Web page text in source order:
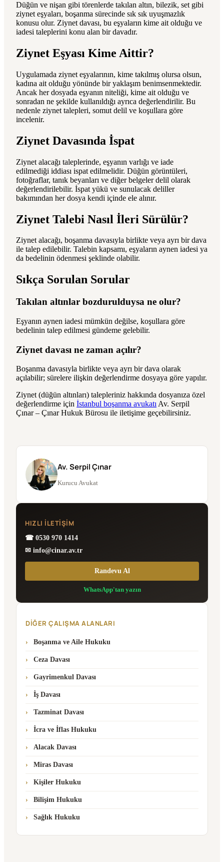
Düğün ve nişan gibi törenlerde takılan altın, bilezik, set gibi
ziynet eşyaları, boşanma sürecinde sık sık uyuşmazlık
konusu olur. Ziynet davası, bu eşyaların kime ait olduğu ve
iadesi taleplerini konu alan bir davadır.
Ziynet Eşyası Kime Aittir?
Uygulamada ziynet eşyalarının, kime takılmış olursa olsun,
kadına ait olduğu yönünde bir yaklaşım benimsenmektedir.
Ancak her dosyada eşyanın niteliği, kime ait olduğu ve
sonradan ne şekilde kullanıldığı ayrıca değerlendirilir. Bu
nedenle ziynet talepleri, somut delil ve koşullara göre
incelenir.
Ziynet Davasında İspat
Ziynet alacağı taleplerinde, eşyanın varlığı ve iade
edilmediği iddiası ispat edilmelidir. Düğün görüntüleri,
fotoğraflar, tanık beyanları ve diğer belgeler delil olarak
değerlendirilebilir. İspat yükü ve sunulacak deliller
bakımından her dosya kendi içinde ele alınır.
Ziynet Talebi Nasıl İleri Sürülür?
Ziynet alacağı, boşanma davasıyla birlikte veya ayrı bir dava
ile talep edilebilir. Talebin kapsamı, eşyaların aynen iadesi ya
da bedelinin ödenmesi şeklinde olabilir.
Sıkça Sorulan Sorular
Takılan altınlar bozdurulduysa ne olur?
Eşyanın aynen iadesi mümkün değilse, koşullara göre
bedelinin talep edilmesi gündeme gelebilir.
Ziynet davası ne zaman açılır?
Boşanma davasıyla birlikte veya ayrı bir dava olarak
açılabilir; sürelere ilişkin değerlendirme dosyaya göre yapılır.
Ziynet (düğün altınları) talepleriniz hakkında dosyanıza özel
değerlendirme için İstanbul boşanma avukatıAv. Serpil
Çınar – Çınar Hukuk Bürosu ile iletişime geçebilirsiniz.
Av. Serpil Çınar
Kurucu Avukat
HIZLI İLETIŞIM
☎ 0530 970 1414
✉ info@cinar.av.tr
Randevu Al
WhatsApp'tan yazın
DIĞER ÇALIŞMA ALANLARI
Boşanma ve Aile Hukuku
Ceza Davası
Gayrimenkul Davası
İş Davası
Tazminat Davası
İcra ve İflas Hukuku
Alacak Davası
Miras Davası
Kişiler Hukuku
Bilişim Hukuku
Sağlık Hukuku